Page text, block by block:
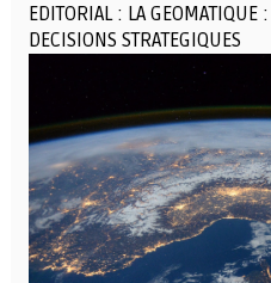
EDITORIAL : LA
DECISIONS STRATEGIQUES